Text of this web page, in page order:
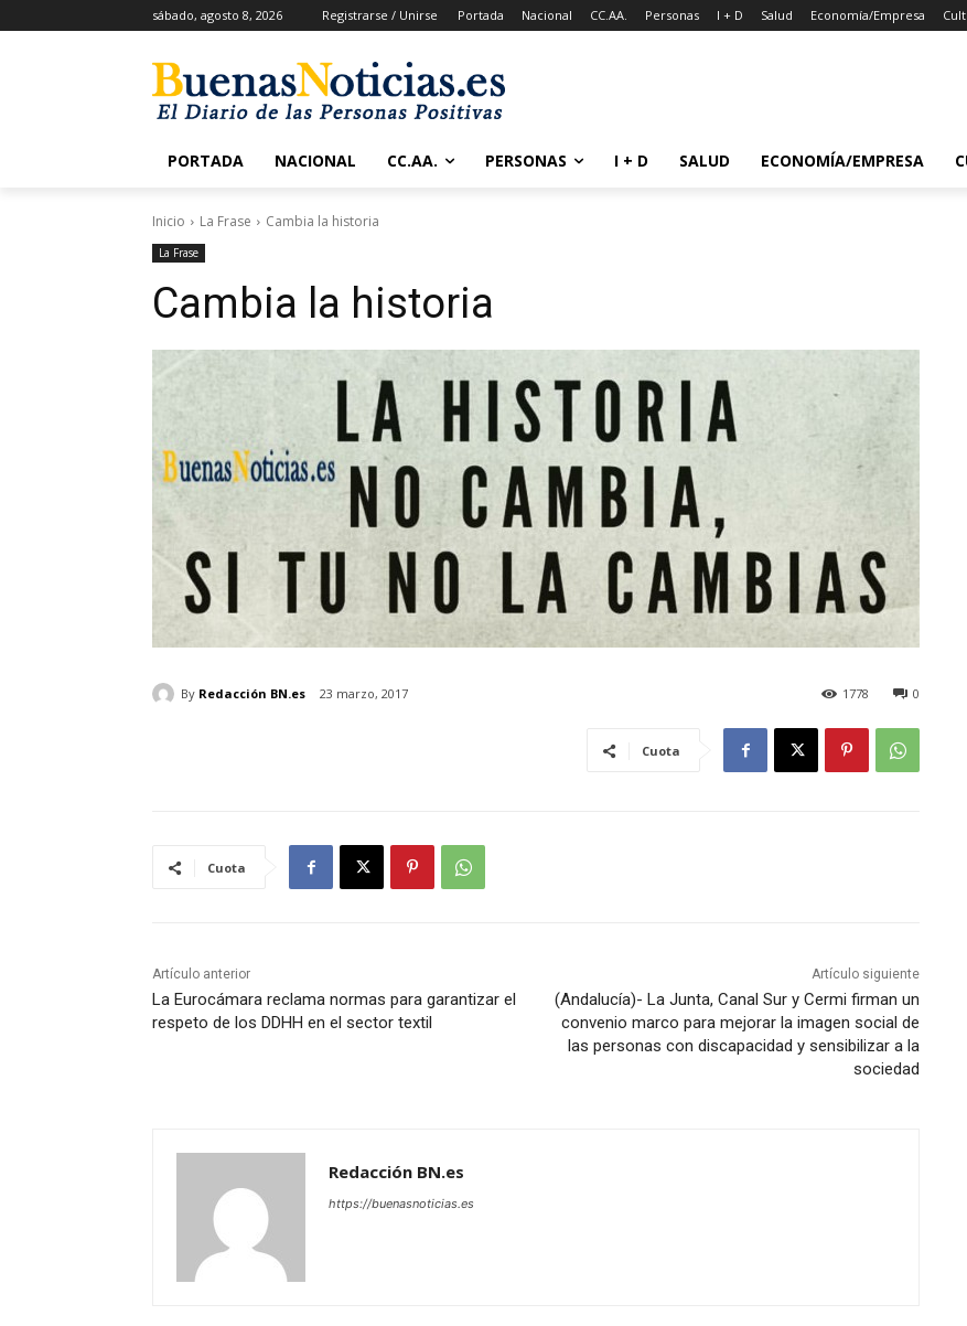
sábado, agosto 8, 2026 Registrarse / Unirse Portada Nacional CC.AA. Personas I + D Salud Economía/Empresa
PORTADA NACIONAL CC.AA. PERSONAS I + D SALUD ECONOMÍA/EMPRESA
Inicio La Frase Cambia la historia
La Frase
Cambia la historia
By Redacción BN.es 23 marzo, 2017 0
1778
Cuota
Cuota
Artículo anterior
La Eurocámara reclama normas para garantizar el
respeto de los DDHH en el sector textil
Artículo siguiente
(Andalucía)- La Junta, Canal Sur y Cermi firman un
convenio marco para mejorar la imagen social de
las personas con discapacidad y sensibilizar a la
sociedad
Redacción BN.es
https://buenasnoticias.es